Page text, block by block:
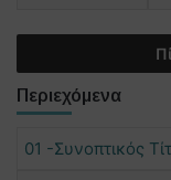
Περιεχόμενα
01 -Συνοπτικός